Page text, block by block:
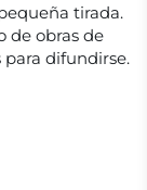
tirada.
de obras de
difundirse.